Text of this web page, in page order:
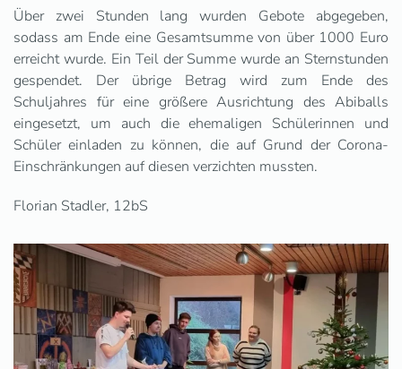
Über zwei Stunden lang wurden Gebote abgegeben,
sodass am Ende eine Gesamtsumme von über 1000 Euro
erreicht wurde. Ein Teil der Summe wurde an Sternstunden
gespendet. Der übrige Betrag wird zum Ende des
Schuljahres für eine größere Ausrichtung des Abiballs
eingesetzt, um auch die ehemaligen Schülerinnen und
Schüler einladen zu können, die auf Grund der Corona-
Einschränkungen auf diesen verzichten mussten.
Florian Stadler, 12bS